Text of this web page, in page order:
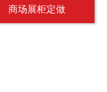
商场展柜定做